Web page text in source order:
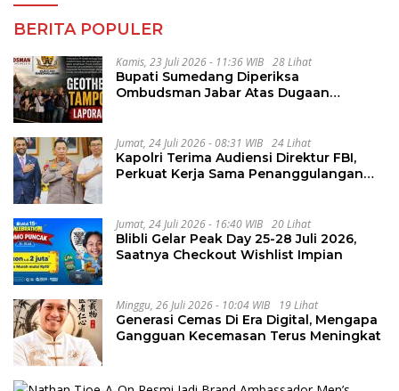
BERITA POPULER
Kamis, 23 Juli 2026 - 11:36 WIB 28 Lihat
Bupati Sumedang Diperiksa
Ombudsman Jabar Atas Dugaan
Jumat, 24 Juli 2026 - 08:31 WIB 24 Lihat
Kapolri Terima Audiensi Direktur FBI,
Perkuat Kerja Sama Penanggulangan
Jumat, 24 Juli 2026 - 16:40 WIB 20 Lihat
Blibli Gelar Peak Day 25-28 Juli 2026,
Saatnya Checkout Wishlist Impian
Minggu, 26 Juli 2026 - 10:04 WIB 19 Lihat
Generasi Cemas Di Era Digital, Mengapa
Gangguan Kecemasan Terus Meningkat